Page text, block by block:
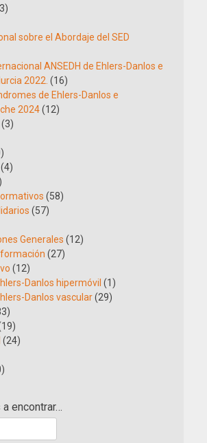
sobre el Abordaje del SED
ANSEDH de Ehlers-Danlos e
2022. (16)
de Ehlers-Danlos e
2024(12)
(3)
(4)
(58)
(57)
Generales (12)
(27)
(12)
Danlos hipermóvil (1)
Danlos vascular(29)
(24)
encontrar…